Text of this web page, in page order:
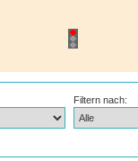
Filtern nach: